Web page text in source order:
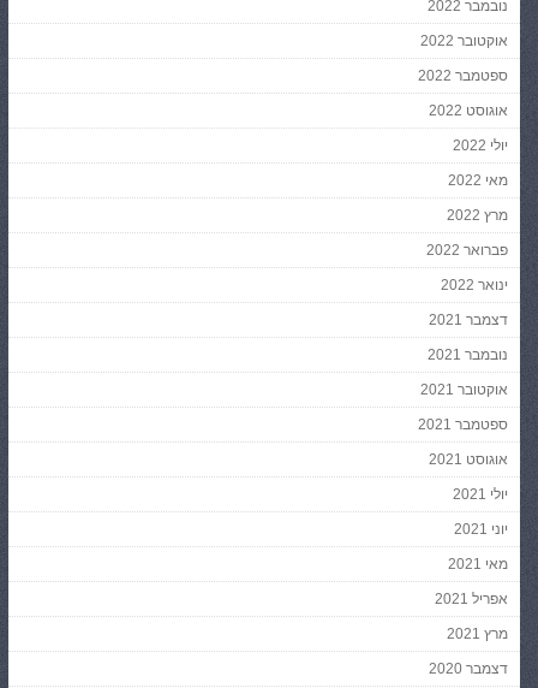
נובמבר 2022
אוקטובר 2022
ספטמבר 2022
אוגוסט 2022
יולי 2022
מאי 2022
מרץ 2022
פברואר 2022
ינואר 2022
דצמבר 2021
נובמבר 2021
אוקטובר 2021
ספטמבר 2021
אוגוסט 2021
יולי 2021
יוני 2021
מאי 2021
אפריל 2021
מרץ 2021
דצמבר 2020